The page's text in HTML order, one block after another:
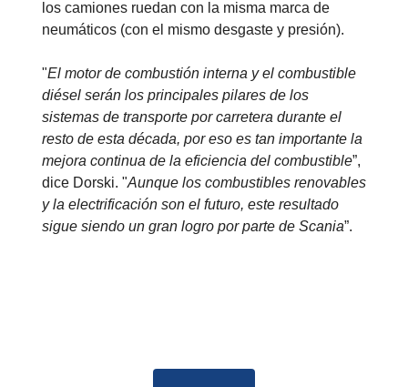
los camiones ruedan con la misma marca de
neumáticos (con el mismo desgaste y presión).
"El motor de combustión interna y el combustible
diésel serán los principales pilares de los
sistemas de transporte por carretera durante el
resto de esta década, por eso es tan importante la
mejora continua de la eficiencia del combustible”,
dice Dorski. "Aunque los combustibles renovables
y la electrificación son el futuro, este resultado
sigue siendo un gran logro por parte de Scania”.